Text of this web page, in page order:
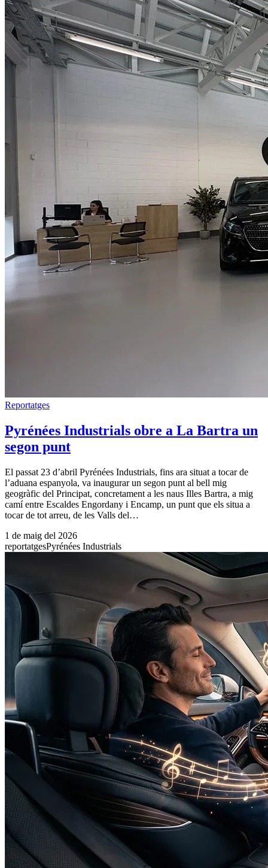
Reportatges
Pyrénées Industrials obre a La Bartra un
segon punt
El passat 23 d’abril Pyrénées Industrials, fins ara situat a tocar de
l’aduana espanyola, va inaugurar un segon punt al bell mig
geogràfic del Principat, concretament a les naus Illes Bartra, a mig
camí entre Escaldes Engordany i Encamp, un punt que els situa a
tocar de tot arreu, de les Valls del…
1 de maig del 2026
reportatgesPyrénées Industrials